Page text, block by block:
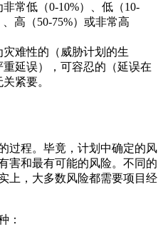
常低（0-10%）、低（10-
高（50-75%）或非常高
难性的（威胁计划的生
延误），可容忍的（延误在
紧要。
过程。毕竟，计划中确定的风
害和最有可能的风险。不同的
上，大多数风险都需要项目经
：